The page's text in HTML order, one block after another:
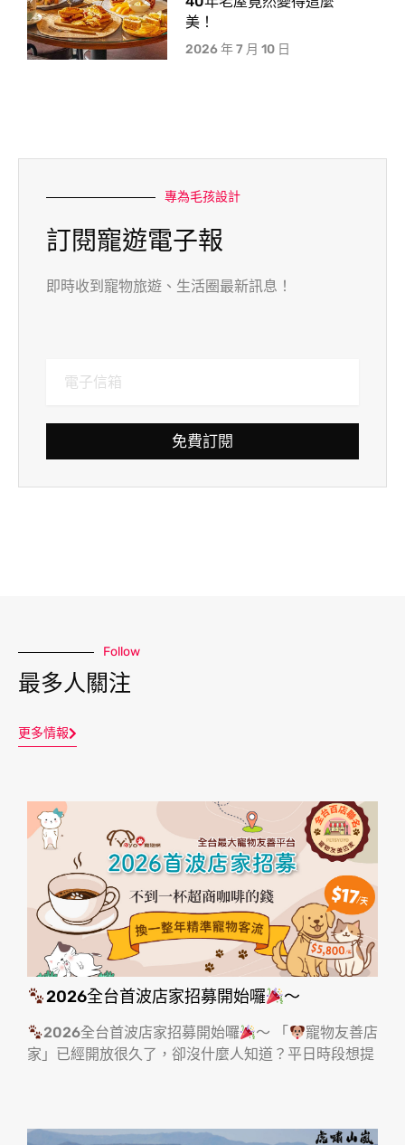
美！
2026 年 7 月 10 日
專為毛孩設計
訂閱寵遊電子報
即時收到寵物旅遊、生活圈最新訊息！
免費訂閱
Follow
最多人關注
更多情報
2026全台首波店家招募開始囉 ～
2026全台首波店家招募開始囉 ～ 「
寵物友善店
家」已經開放很久了，卻沒什麼人知道？平日時段想提